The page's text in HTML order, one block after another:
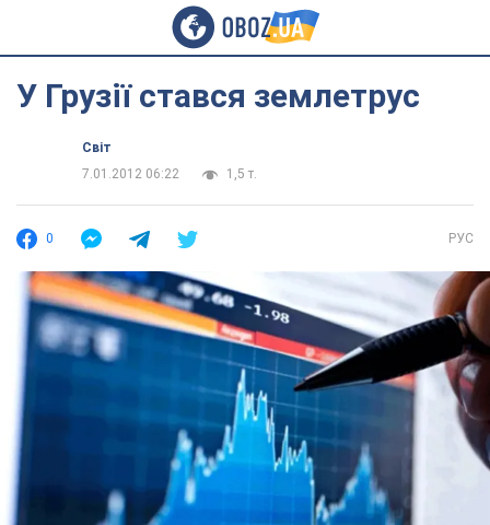
У Грузії стався землетрус
Світ
7.01.2012 06:22
1,5 т.
0 РУС